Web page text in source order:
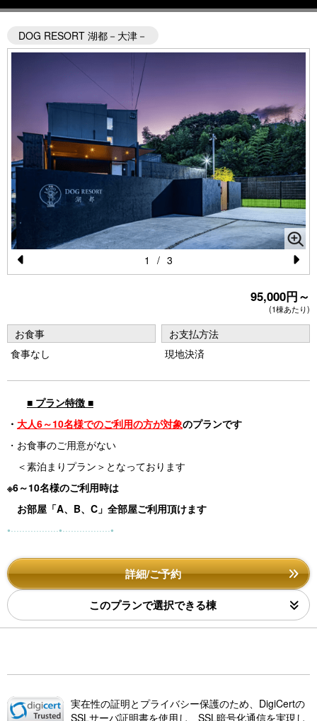
DOG RESORT 湖都－大津－
Pr
vi
o
u
s
N
e
xt
1 / 3
95,000円～
(1棟あたり)
お食事
食事なし
お支払方法
現地決済
■ プラン特徴 ■
・ 大人6～10名様でのご利用の方が対象のプランです
・お食事のご用意がない
＜素泊まりプラン＞となっております
※6～10名様のご利用時は
お部屋「A、B、C」全部屋ご利用頂けます
•·················•·················•
詳細/ご予約
このプランで選択できる棟
実在性の証明とプライバシー保護のため、DigiCertの
SSLサーバ証明書を使用し、SSL暗号化通信を実現し